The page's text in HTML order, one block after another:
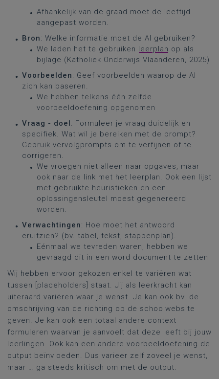
Afhankelijk van de graad moet de leeftijd
aangepast worden.
Bron: Welke informatie moet de AI gebruiken?
We laden het te gebruiken leerplan op als
bijlage (Katholiek Onderwijs Vlaanderen, 2025)
Voorbeelden: Geef voorbeelden waarop de AI
zich kan baseren.
We hebben telkens één zelfde
voorbeeldoefening opgenomen
Vraag - doel: Formuleer je vraag duidelijk en
specifiek. Wat wil je bereiken met de prompt?
Gebruik vervolgprompts om te verfijnen of te
corrigeren.
We vroegen niet alleen naar opgaves, maar
ook naar de link met het leerplan. Ook een lijst
met gebruikte heuristieken en een
oplossingensleutel moest gegenereerd
worden.
Verwachtingen: Hoe moet het antwoord
eruitzien? (bv. tabel, tekst, stappenplan).
Eénmaal we tevreden waren, hebben we
gevraagd dit in een word document te zetten
Wij hebben ervoor gekozen enkel te variëren wat
tussen [placeholders] staat. Jij als leerkracht kan
uiteraard variëren waar je wenst. Je kan ook bv. de
omschrijving van de richting op de schoolwebsite
geven. Je kan ook een totaal andere context
formuleren waarvan je aanvoelt dat deze leeft bij jouw
leerlingen. Ook kan een andere voorbeeldoefening de
output beïnvloeden. Dus varieer zelf zoveel je wenst,
maar … ga steeds kritisch om met de output.